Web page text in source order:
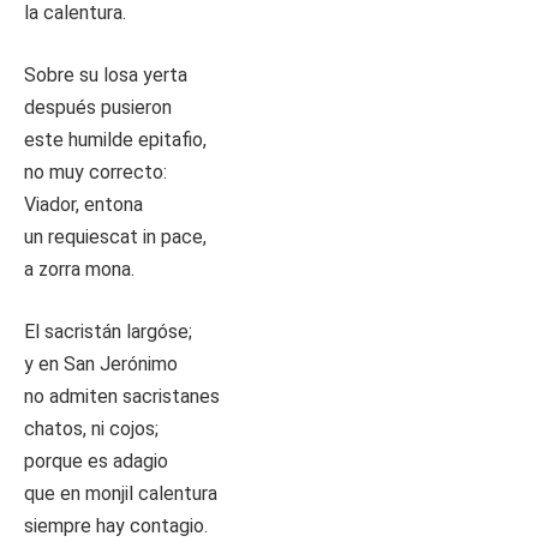
la calentura.
Sobre su losa yerta
después pusieron
este humilde epitafio,
no muy correcto:
Viador, entona
un requiescat in pace,
a zorra mona.
El sacristán largóse;
y en San Jerónimo
no admiten sacristanes
chatos, ni cojos;
porque es adagio
que en monjil calentura
siempre hay contagio.